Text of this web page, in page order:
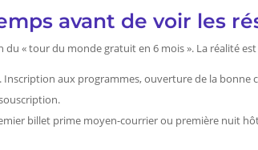
avant de voir les
du « tour du monde gratuit en 6 mois ». La réalité
Inscription aux programmes, ouverture de la
billet prime moyen-courrier ou première nuit